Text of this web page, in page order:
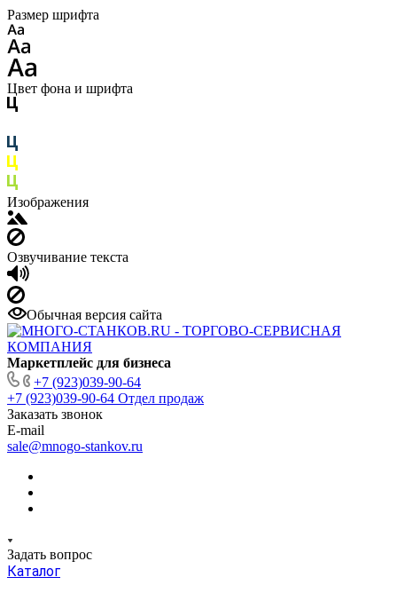
Размер шрифта
Цвет фона и шрифта
Изображения
Озвучивание текста
Обычная версия сайта
Маркетплейс для бизнеса
+7 (923)039-90-64
+7 (923)039-90-64 Отдел продаж
Заказать звонок
E-mail
sale@mnogo-stankov.ru
Задать вопрос
Каталог